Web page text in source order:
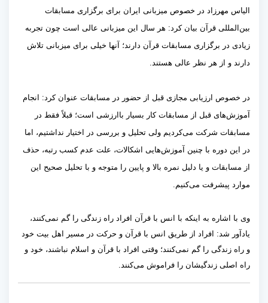
الیاس مهرزاد در خصوص میزبانی ایران برای برگزاری مسابقات
بین‌المللی قرآن بیان کرد: هر سال این میزبانی عالی است چون تجربه
زیادی در برگزاری مسابقات قرآن دارند؛ آنها خیلی برای میزبانی تلاش
دارند و از هر نظر عالی هستند.
در خصوص ارزیابی مجازی قبل از حضور در مسابقات عنوان کرد: انجام
آموزش‌های قبل از مسابقات کار بسیار باارزشی است؛ قبلاً فقط در
مسابقات شرکت می‌کردیم ولی تحلیل و بررسی در اختیار نداشتیم، اما
در این دوره با چنین آموزش‌هایی اشکالات، علت عدم کسب رتبه، حذف
از مسابقات و یا دلیل نمره بالا و پایین را متوجه و با تحلیل صحیح این
موارد پیشرفت می‌کنیم.
وی با اشاره به اینکه با انس با قرآن افراد راه زندگی را گم نمی‌کنند،
یادآور شد: افراد از طریق انس با قرآن و حرکت در مسیر اهل بیت خود
و راه زندگی را گم نمی‌کنند؛ وقتی افراد با قرآن و اسلام نباشند، خود و
راه اصلی زندگیشان را فراموش می‌کنند.